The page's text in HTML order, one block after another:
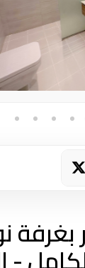
بغرفة